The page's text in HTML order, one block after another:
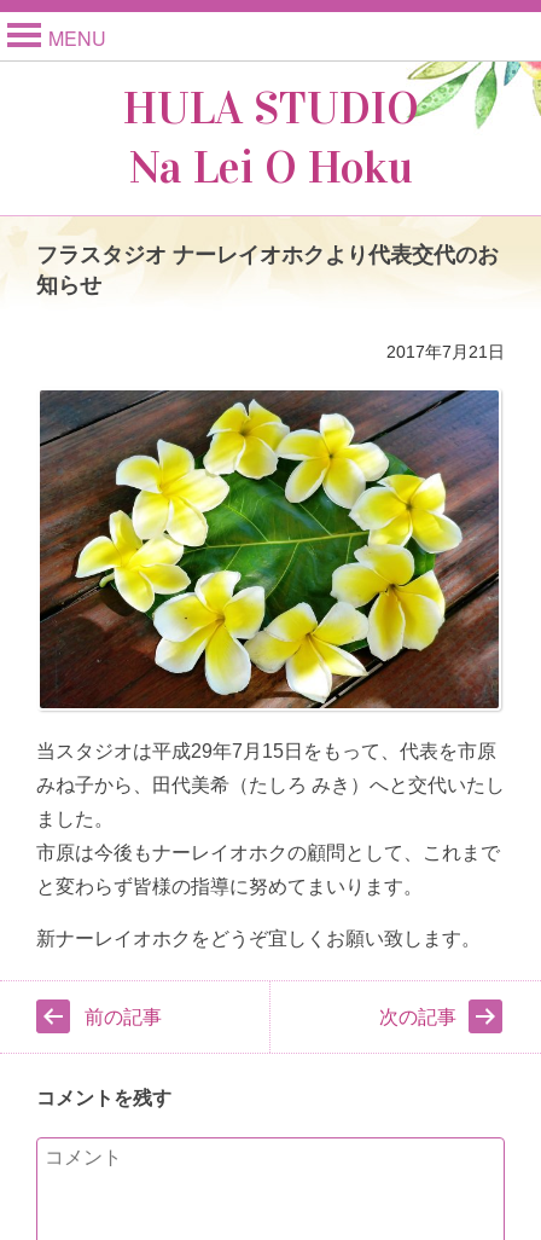
MENU
HULA STUDIO
Na Lei O Hoku
フラスタジオ ナーレイオホクより代表交代のお
知らせ
2017年7月21日
当スタジオは平成29年7月15日をもって、代表を市原
みね子から、田代美希（たしろ みき）へと交代いたし
ました。
市原は今後もナーレイオホクの顧問として、これまで
と変わらず皆様の指導に努めてまいります。
新ナーレイオホクをどうぞ宜しくお願い致します。
前の記事 次の記事
コメントを残す